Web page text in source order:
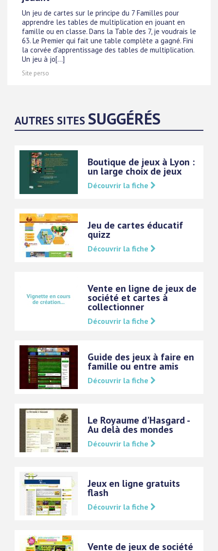
Un jeu de cartes sur le principe du 7 Familles pour
apprendre les tables de multiplication en jouant en
famille ou en classe. Dans la Table des 7, je voudrais le
63. Le Premier qui fait une table complète a gagné. Fini
la corvée d'apprentissage des tables de multiplication.
Un jeu à jo[...]
Site perso
AUTRES SITES SUGGÉRÉS
Boutique de jeux à Lyon :
un large choix de jeux
Découvrir la fiche
Jeu de cartes éducatif
quizz
Découvrir la fiche
Vente en ligne de jeux de
société et cartes à
collectionner
Découvrir la fiche
Guide des jeux à faire en
famille ou entre amis
Découvrir la fiche
Le Royaume d'Hasgard -
Au delà des mondes
Découvrir la fiche
Jeux en ligne gratuits
flash
Découvrir la fiche
Vente de jeux de société